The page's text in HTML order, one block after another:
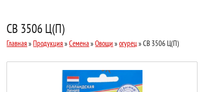
СВ 3506 Ц(П)
Главная » Продукция »Семена»Овощи »огурец » СВ 3506 Ц(П)